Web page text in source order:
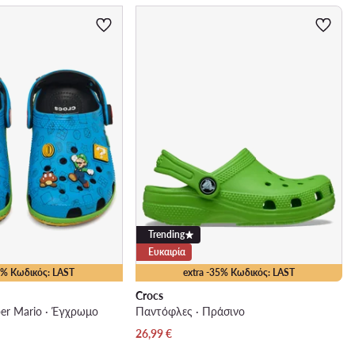
Κωδικός: LAST
Mario · Έγχρωμο
extra -35% Κωδικός: LAST
Trending
Ευκαιρία
Crocs
Παντόφλες · Πράσινο
Τρέχουσα τιμή
26,99€